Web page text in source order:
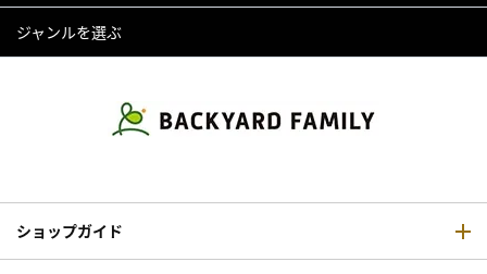
ジャンルを選ぶ
ショップガイド